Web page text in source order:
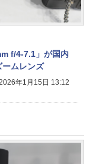
f/4-7.1」が国内
ムレンズ
年1月15日 13:12